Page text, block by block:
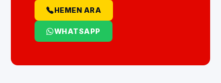
HEMEN ARA
WHATSAPP